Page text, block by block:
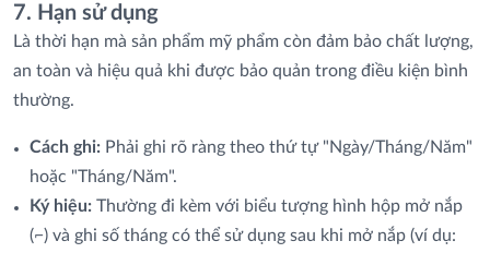
7. Hạn sử dụng
Là thời hạn mà sản phẩm mỹ phẩm còn đảm bảo chất lượng,
an toàn và hiệu quả khi được bảo quản trong điều kiện bình
thường.
Cách ghi: Phải ghi rõ ràng theo thứ tự "Ngày/Tháng/Năm"
hoặc "Tháng/Năm".
Ký hiệu: Thường đi kèm với biểu tượng hình hộp mở nắp
(⌐) và ghi số tháng có thể sử dụng sau khi mở nắp (ví dụ: